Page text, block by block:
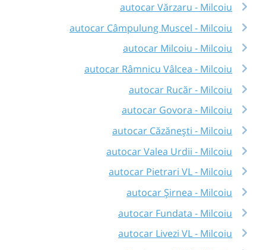
autocar Vărzaru - Milcoiu
autocar Câmpulung Muscel - Milcoiu
autocar Milcoiu - Milcoiu
autocar Râmnicu Vâlcea - Milcoiu
autocar Rucăr - Milcoiu
autocar Govora - Milcoiu
autocar Căzănești - Milcoiu
autocar Valea Urdii - Milcoiu
autocar Pietrari VL - Milcoiu
autocar Șirnea - Milcoiu
autocar Fundata - Milcoiu
autocar Livezi VL - Milcoiu